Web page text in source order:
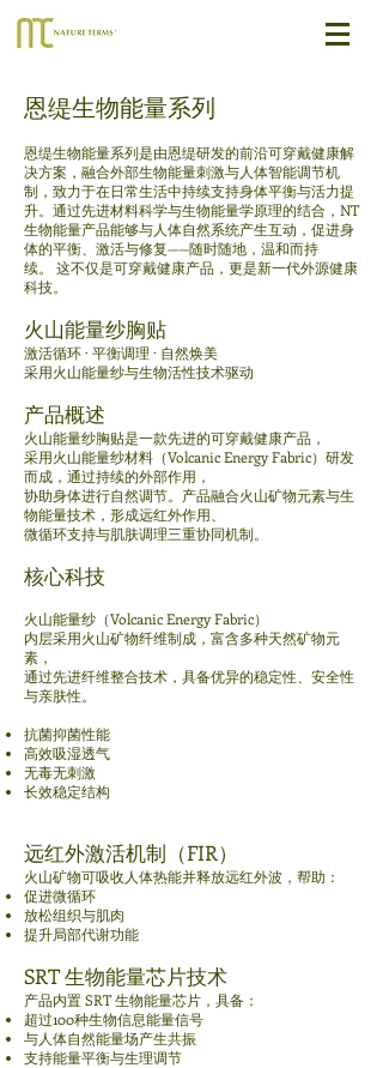
恩缇生物能量系列
恩缇生物能量系列是由恩缇研发的前沿可穿戴健康解
决方案，融合外部生物能量刺激与人体智能调节机
制，致力于在日常生活中持续支持身体平衡与活力提
升。 通过先进材料科学与生物能量学原理的结合，NT
生物能量产品能够与人体自然系统产生互动，促进身
体的平衡、激活与修复——随时随地，温和而持
续。 这不仅是可穿戴健康产品，更是新一代外源健康
科技。
火山能量纱胸贴
激活循环 · 平衡调理 · 自然焕美
采用火山能量纱与生物活性技术驱动
产品概述
火山能量纱胸贴是一款先进的可穿戴健康产品，
采用火山能量纱材料（Volcanic Energy Fabric）研发
而成，通过持续的外部作用，
协助身体进行自然调节。 产品融合火山矿物元素与生
物能量技术，形成远红外作用、
微循环支持与肌肤调理三重协同机制。
核心科技
火山能量纱（Volcanic Energy Fabric）
内层采用火山矿物纤维制成，富含多种天然矿物元
素，
通过先进纤维整合技术，具备优异的稳定性、安全性
与亲肤性。
抗菌抑菌性能
高效吸湿透气
无毒无刺激
长效稳定结构
远红外激活机制（FIR）
火山矿物可吸收人体热能并释放远红外波，帮助：
促进微循环
放松组织与肌肉
提升局部代谢功能
SRT 生物能量芯片技术
产品内置 SRT 生物能量芯片，具备：
超过100种生物信息能量信号
与人体自然能量场产生共振
支持能量平衡与生理调节